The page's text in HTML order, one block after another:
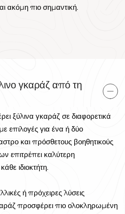
ακόμη πιο σημαντική.
γκαράζ από τη
ξύλινα γκαράζ σε διαφορετικά
επιλογές για ένα ή δύο
και πρόσθετους βοηθητικούς
επιτρέπει καλύτερη
ιδιοκτήτη.
ή πρόχειρες λύσεις
προσφέρει πιο ολοκληρωμένη